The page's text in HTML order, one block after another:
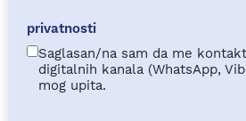
privatnosti
Saglasan/na sam da me
digitalnih kanala (WhatsApp,
mog upita.